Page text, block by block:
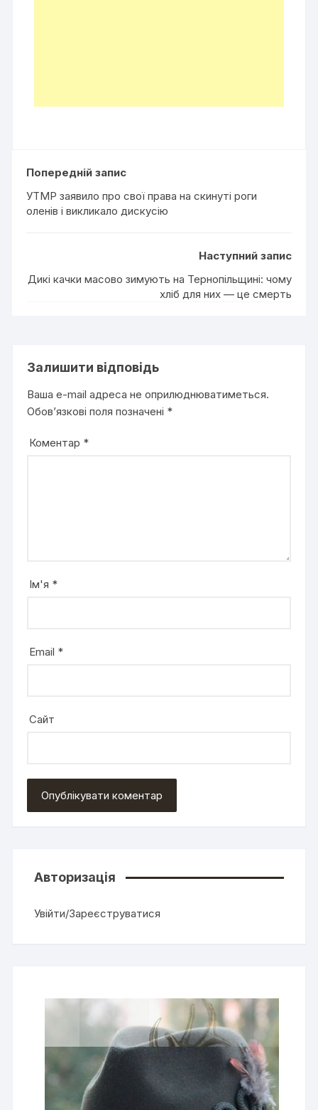
Попередній запис
УТМР заявило про свої права на скинуті роги
оленів і викликало дискусію
Наступний запис
Дикі качки масово зимують на Тернопільщині: чому
хліб для них — це смерть
Залишити відповідь
Ваша e-mail адреса не оприлюднюватиметься.
Обов’язкові поля позначені *
Коментар *
Ім'я *
Email *
Сайт
Авторизація
Увійти/Зареєструватися